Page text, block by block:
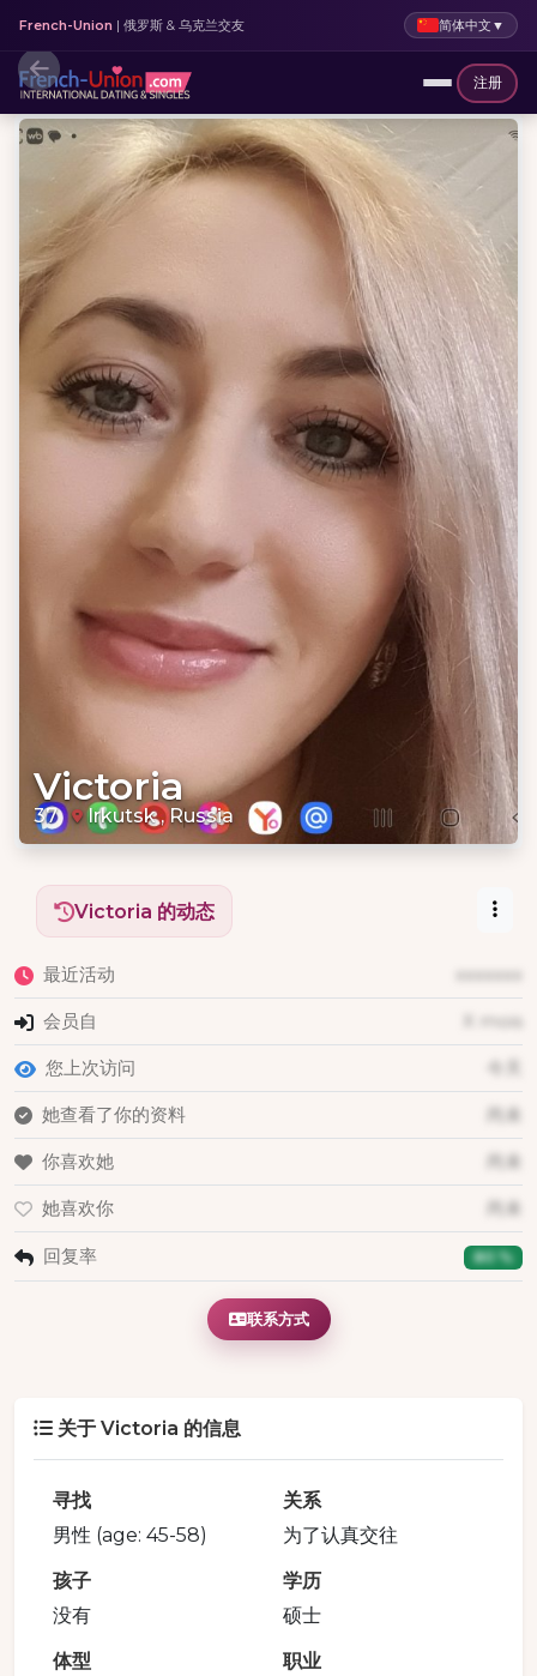
French-Union | 俄罗斯 & 乌克兰交友 简体中文 ▼
注册
Victoria
37 Irkutsk , Russia
Victoria 的动态
最近活动 xxxxxxx
会员自 X mois
您上次访问 今天
她查看了你的资料 尚未
你喜欢她 尚未
她喜欢你 尚未
回复率 80 %
联系方式
关于 Victoria 的信息
寻找
男性 (age: 45-58)
关系
为了认真交往
孩子
没有
学历
硕士
体型
职业